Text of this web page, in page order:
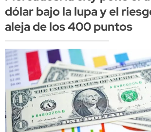
dólar bajo la lupa y el
aleja de los 400 puntos